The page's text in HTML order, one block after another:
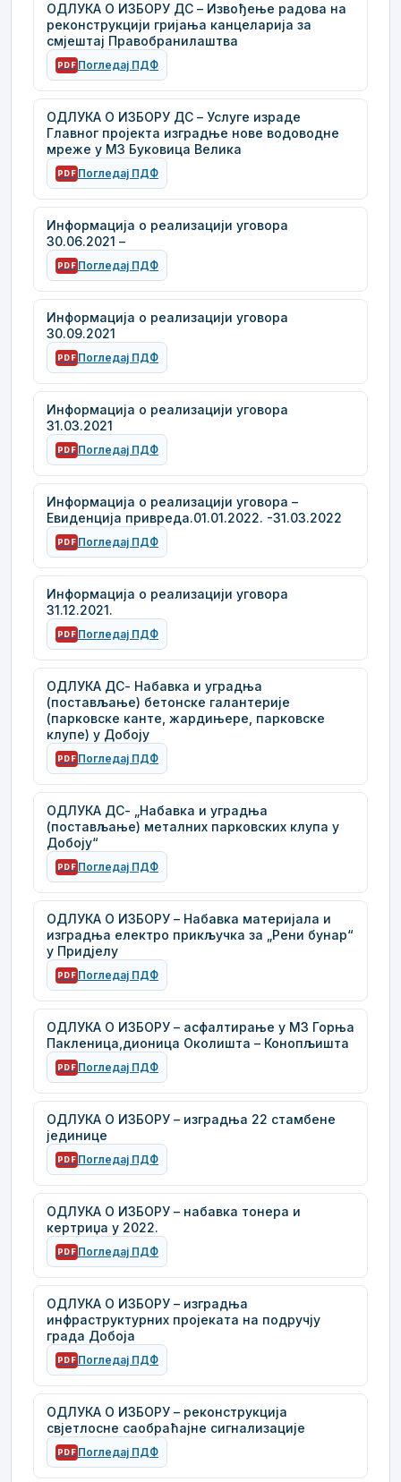
ОДЛУКА О ИЗБОРУ ДС – Извођење радова на
реконструкцији гријања канцеларија за
смјештај Правобранилаштва
PDF Погледај ПДФ
ОДЛУКА О ИЗБОРУ ДС – Услуге израде
Главног пројекта изградње нове водоводне
мреже у МЗ Буковица Велика
PDF Погледај ПДФ
Информација о реализацији уговора
30.06.2021 –
PDF Погледај ПДФ
Информација о реализацији уговора
30.09.2021
PDF Погледај ПДФ
Информација о реализацији уговора
31.03.2021
PDF Погледај ПДФ
Информација о реализацији уговора –
Евиденција привреда.01.01.2022. -31.03.2022
PDF Погледај ПДФ
Информација о реализацији уговора
31.12.2021.
PDF Погледај ПДФ
ОДЛУКА ДС- Набавка и уградња
(постављање) бетонске галантерије
(парковске канте, жардињере, парковске
клупе) у Добоју
PDF Погледај ПДФ
ОДЛУКА ДС- „Набавка и уградња
(постављање) металних парковских клупа у
Добоју“
PDF Погледај ПДФ
ОДЛУКА О ИЗБОРУ – Набавка материјала и
изградња електро прикључка за „Рени бунар“
у Придјелу
PDF Погледај ПДФ
ОДЛУКА О ИЗБОРУ – асфалтирање у МЗ Горња
Пакленица,дионица Околишта – Конопљишта
PDF Погледај ПДФ
ОДЛУКА О ИЗБОРУ – изградња 22 стамбене
јединице
PDF Погледај ПДФ
ОДЛУКА О ИЗБОРУ – набавка тонера и
кертриџа у 2022.
PDF Погледај ПДФ
ОДЛУКА О ИЗБОРУ – изградња
инфраструктурних пројеката на подручју
града Добоја
PDF Погледај ПДФ
ОДЛУКА О ИЗБОРУ – реконструкција
свјетлосне саобраћајне сигнализације
PDF Погледај ПДФ